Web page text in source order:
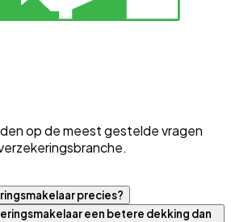
op de meest gestelde vragen
precies?
een betere dekking dan